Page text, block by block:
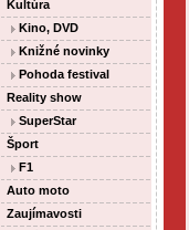
Kultúra
Kino, DVD
Knižné novinky
Pohoda festival
Reality show
SuperStar
Šport
F1
Auto moto
Zaujímavosti